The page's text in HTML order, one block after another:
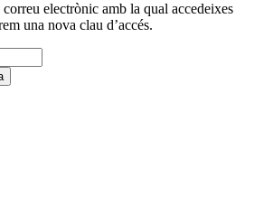
electrònic amb la qual accedeixes
una nova clau d’accés.